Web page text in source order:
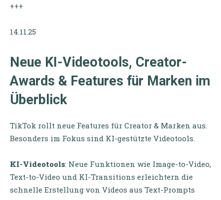
+++
14.11.25
Neue KI-Videotools, Creator-
Awards & Features für Marken im
Überblick
TikTok rollt neue Features für Creator & Marken aus.
Besonders im Fokus sind KI-gestützte Videotools.
KI-Videotools: Neue Funktionen wie Image-to-Video,
Text-to-Video und KI-Transitions erleichtern die
schnelle Erstellung von Videos aus Text-Prompts